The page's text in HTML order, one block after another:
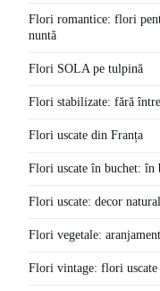
Flori romantice: flori
nuntă
Flori SOLA pe tulpină
Flori stabilizate: fără
Flori uscate din Franța
Flori uscate în buchet: în
Flori uscate: decor natural
Flori vegetale:
Flori vintage: flori